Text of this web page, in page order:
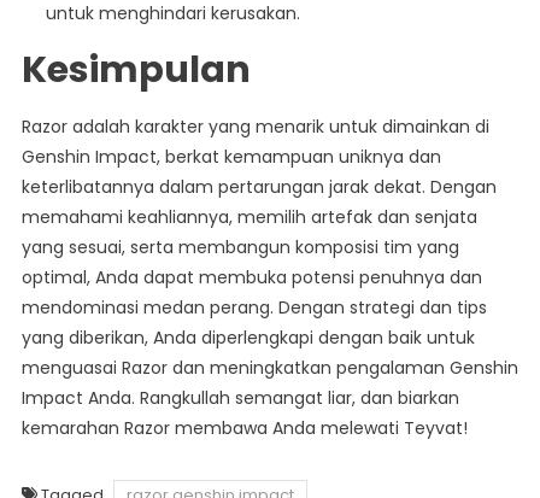
untuk menghindari kerusakan.
Kesimpulan
Razor adalah karakter yang menarik untuk dimainkan di
Genshin Impact, berkat kemampuan uniknya dan
keterlibatannya dalam pertarungan jarak dekat. Dengan
memahami keahliannya, memilih artefak dan senjata
yang sesuai, serta membangun komposisi tim yang
optimal, Anda dapat membuka potensi penuhnya dan
mendominasi medan perang. Dengan strategi dan tips
yang diberikan, Anda diperlengkapi dengan baik untuk
menguasai Razor dan meningkatkan pengalaman Genshin
Impact Anda. Rangkullah semangat liar, dan biarkan
kemarahan Razor membawa Anda melewati Teyvat!